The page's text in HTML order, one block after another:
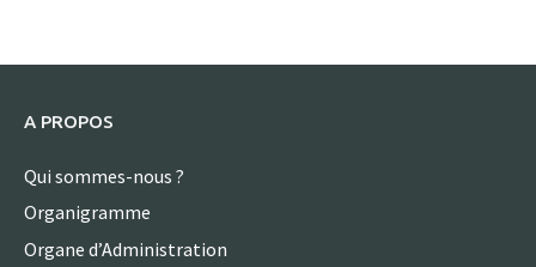
A PROPOS
Qui sommes-nous ?
Organigramme
Organe d’Administration